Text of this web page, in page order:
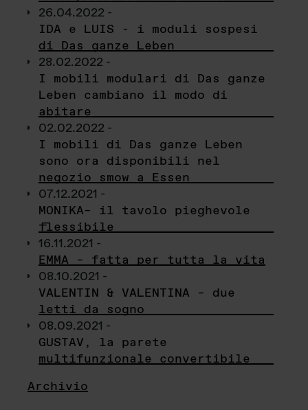
26.04.2022 -
IDA e LUIS - i moduli sospesi
di Das ganze Leben
28.02.2022 -
I mobili modulari di Das ganze
Leben cambiano il modo di
abitare
02.02.2022 -
I mobili di Das ganze Leben
sono ora disponibili nel
negozio smow a Essen
07.12.2021 -
MONIKA– il tavolo pieghevole
flessibile
16.11.2021 -
EMMA – fatta per tutta la vita
08.10.2021 -
VALENTIN & VALENTINA – due
letti da sogno
08.09.2021 -
GUSTAV, la parete
multifunzionale convertibile
Archivio